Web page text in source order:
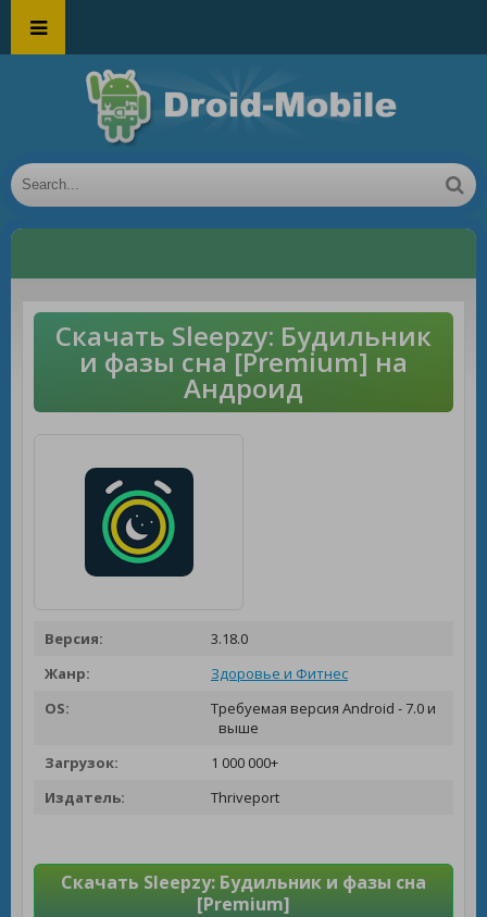
Скачать Sleepzy: Будильник
и фазы сна [Premium] на
Андроид
Версия:
3.18.0
Жанр:
Здоровье и Фитнес
OS:
Требуемая версия Android - 7.0 и
выше
Загрузок:
1 000 000+
Издатель:
Thriveport
Скачать Sleepzy: Будильник и фазы сна
[Premium]